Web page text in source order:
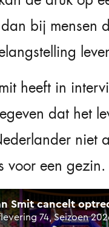
bij mensen
heeft in
dat het
niet
voor een gezin.